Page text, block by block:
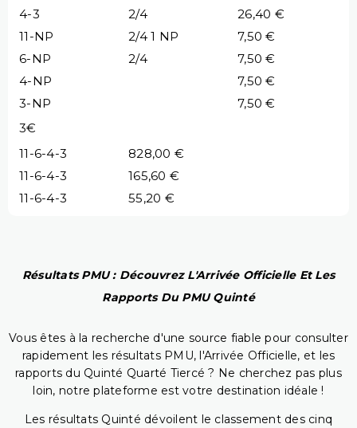
4-3
2/4
26,40 €
11-NP
2/4 1 NP
7,50 €
6-NP
2/4
7,50 €
4-NP
7,50 €
3-NP
7,50 €
3€
11-6-4-3
828,00 €
11-6-4-3
165,60 €
11-6-4-3
55,20 €
Résultats PMU : Découvrez L'Arrivée Officielle Et Les
Rapports Du PMU Quinté
Vous êtes à la recherche d'une source fiable pour consulter
rapidement les résultats PMU, l'Arrivée Officielle, et les
rapports du Quinté Quarté Tiercé ? Ne cherchez pas plus
loin, notre plateforme est votre destination idéale !
Les résultats Quinté dévoilent le classement des cinq